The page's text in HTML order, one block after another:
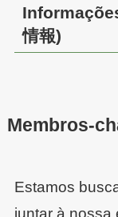
情報)
Membros-
Estamos
juntar à nossa